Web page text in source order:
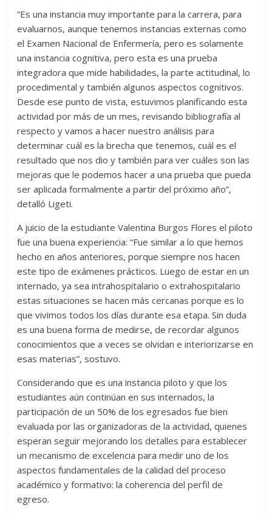
“Es una instancia muy importante para la carrera, para
evaluarnos, aunque tenemos instancias externas como
el Examen Nacional de Enfermería, pero es solamente
una instancia cognitiva, pero esta es una prueba
integradora que mide habilidades, la parte actitudinal, lo
procedimental y también algunos aspectos cognitivos.
Desde ese punto de vista, estuvimos planificando esta
actividad por más de un mes, revisando bibliografía al
respecto y vamos a hacer nuestro análisis para
determinar cuál es la brecha que tenemos, cuál es el
resultado que nos dio y también para ver cuáles son las
mejoras que le podemos hacer a una prueba que pueda
ser aplicada formalmente a partir del próximo año”,
detalló Ligeti.
A juicio de la estudiante Valentina Burgos Flores el piloto
fue una buena experiencia: “Fue similar a lo que hemos
hecho en años anteriores, porque siempre nos hacen
este tipo de exámenes prácticos. Luego de estar en un
internado, ya sea intrahospitalario o extrahospitalario
estas situaciones se hacen más cercanas porque es lo
que vivimos todos los días durante esa etapa. Sin duda
es una buena forma de medirse, de recordar algunos
conocimientos que a veces se olvidan e interiorizarse en
esas materias”, sostuvo.
Considerando que es una instancia piloto y que los
estudiantes aún continúan en sus internados, la
participación de un 50% de los egresados fue bien
evaluada por las organizadoras de la actividad, quienes
esperan seguir mejorando los detalles para establecer
un mecanismo de excelencia para medir uno de los
aspectos fundamentales de la calidad del proceso
académico y formativo: la coherencia del perfil de
egreso.